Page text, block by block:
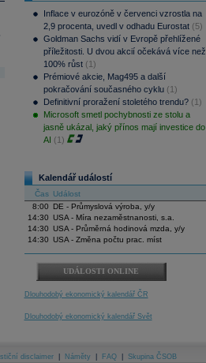
Inflace v eurozóně v červenci vzrostla na
2,9 procenta, uvedl v odhadu Eurostat (5)
Goldman Sachs vidí v Evropě přehlížené
příležitosti. U dvou akcií očekává více než
100% růst (1)
Prémiové akcie, Mag495 a další
pokračování současného cyklu (1)
Definitivní proražení stoletého trendu? (1)
Microsoft smetl pochybnosti ze stolu a
jasně ukázal, jaký přínos mají investice do
AI (1)
Kalendář událostí
Čas Událost
8:00
DE - Průmyslová výroba, y/y
14:30 USA - Míra nezaměstnanosti, s.a.
14:30 USA - Průměrná hodinová mzda, y/y
14:30 USA - Změna počtu prac. míst
UDÁLOSTI ONLINE
Dlouhodobý ekonomický kalendář ČR
Dlouhodobý ekonomický kalendář Svět
disclaimer Náměty FAQ Skupina ČSOB